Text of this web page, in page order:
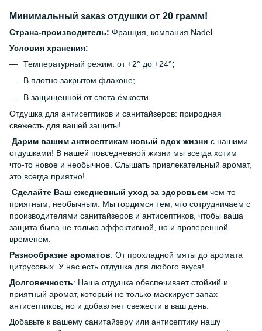
Минимальный заказ отдушки от 20 грамм!
Страна-производитель: Франция, компания Nadel
Условия хранения:
Температурный режим: от +2° до +24°;
В плотно закрытом флаконе;
В защищенной от света ёмкости.
Отдушка для антисептиков и санитайзеров: природная
свежесть для вашей защиты!
Дарим вашим антисептикам новый вдох жизни с нашими
отдушками! В нашей повседневной жизни мы всегда хотим
что-то новое и необычное. Слышать привлекательный аромат,
это всегда приятно!
Сделайте Ваш ежедневный уход за здоровьем чем-то
приятным, необычным. Мы гордимся тем, что сотрудничаем с
производителями санитайзеров и антисептиков, чтобы ваша
защита была не только эффективной, но и проверенной
временем.
Разнообразие ароматов: От прохладной мяты до аромата
цитрусовых. У нас есть отдушка для любого вкуса!
Долговечность: Наша отдушка обеспечивает стойкий и
приятный аромат, который не только маскирует запах
антисептиков, но и добавляет свежести в ваш день.
Добавьте к вашему санитайзеру или антисептику нашу